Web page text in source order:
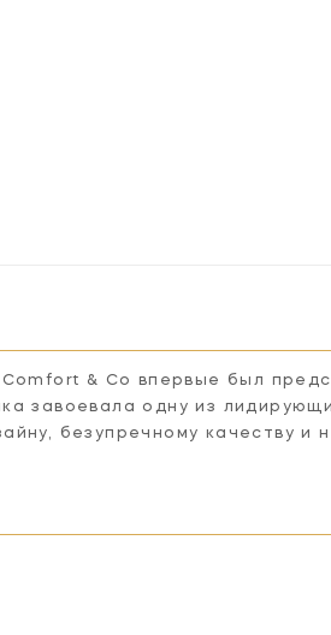
& Co впервые был
завоевала одну из
безупречному качеству и